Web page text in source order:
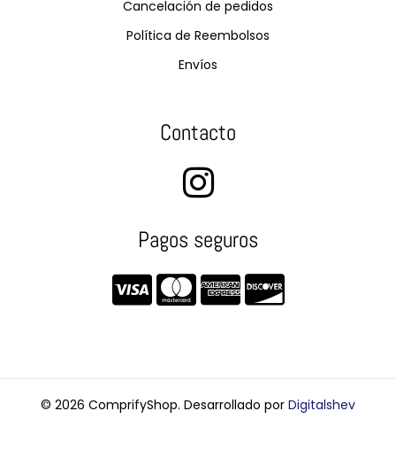
Cancelación de pedidos
Política de Reembolsos
Envíos
Contacto
Pagos seguros
© 2026 ComprifyShop. Desarrollado por Digitalshev